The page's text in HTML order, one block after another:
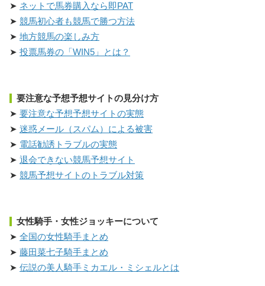
ネットで馬券購入なら即PAT
競馬初心者も競馬で勝つ方法
地方競馬の楽しみ方
投票馬券の「WIN5」とは？
要注意な予想予想サイトの見分け方
要注意な予想予想サイトの実態
迷惑メール（スパム）による被害
電話勧誘トラブルの実態
退会できない競馬予想サイト
競馬予想サイトのトラブル対策
女性騎手・女性ジョッキーについて
全国の女性騎手まとめ
藤田菜七子騎手まとめ
伝説の美人騎手ミカエル・ミシェルとは